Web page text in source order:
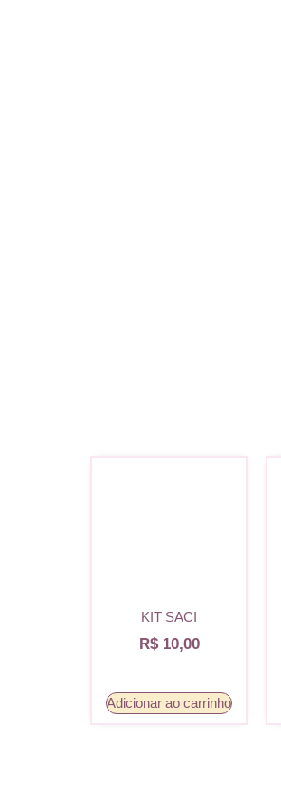
KIT SACI
R$10,00
Adicionar ao carrinho